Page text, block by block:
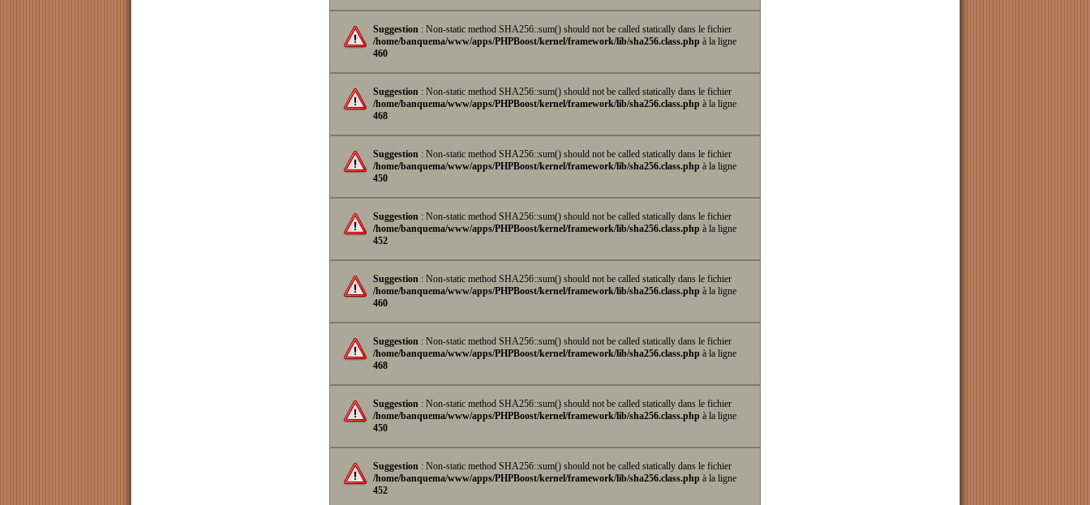
Suggestion : Non-static method SHA256::sum() should not be called statically dans le fichier
/home/banquema/www/apps/PHPBoost/kernel/framework/lib/sha256.class.php à la ligne
460
Suggestion : Non-static method SHA256::sum() should not be called statically dans le fichier
/home/banquema/www/apps/PHPBoost/kernel/framework/lib/sha256.class.php à la ligne
468
Suggestion : Non-static method SHA256::sum() should not be called statically dans le fichier
/home/banquema/www/apps/PHPBoost/kernel/framework/lib/sha256.class.php à la ligne
450
Suggestion : Non-static method SHA256::sum() should not be called statically dans le fichier
/home/banquema/www/apps/PHPBoost/kernel/framework/lib/sha256.class.php à la ligne
452
Suggestion : Non-static method SHA256::sum() should not be called statically dans le fichier
/home/banquema/www/apps/PHPBoost/kernel/framework/lib/sha256.class.php à la ligne
460
Suggestion : Non-static method SHA256::sum() should not be called statically dans le fichier
/home/banquema/www/apps/PHPBoost/kernel/framework/lib/sha256.class.php à la ligne
468
Suggestion : Non-static method SHA256::sum() should not be called statically dans le fichier
/home/banquema/www/apps/PHPBoost/kernel/framework/lib/sha256.class.php à la ligne
450
Suggestion : Non-static method SHA256::sum() should not be called statically dans le fichier
/home/banquema/www/apps/PHPBoost/kernel/framework/lib/sha256.class.php à la ligne
452